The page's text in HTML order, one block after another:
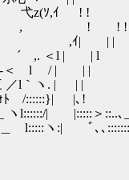
! （人が乗
に大人
ｲ| | |
＜l | | l
/ | | |
ヽ. | | |
|､!
| |:::::＞::..､
ヽ:| ﾞ､､